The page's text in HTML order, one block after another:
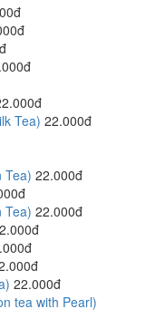
Tea) 22.000đ
Tea) 22.000đ
Tea) 22.000đ
22.000đ
tea with Pearl)